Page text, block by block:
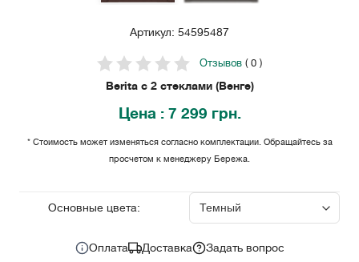
Артикул: 54595487
Отзывов ( 0 )
Berita с 2 стеклами (Венге)
Цена : 7 299 грн.
* Стоимость может изменяться согласно комплектации. Обращайтесь за
просчетом к менеджеру Бережа.
Основные цвета:
Оплата Доставка Задать вопрос